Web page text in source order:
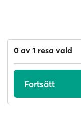
0 av 1 resa vald
Fortsätt